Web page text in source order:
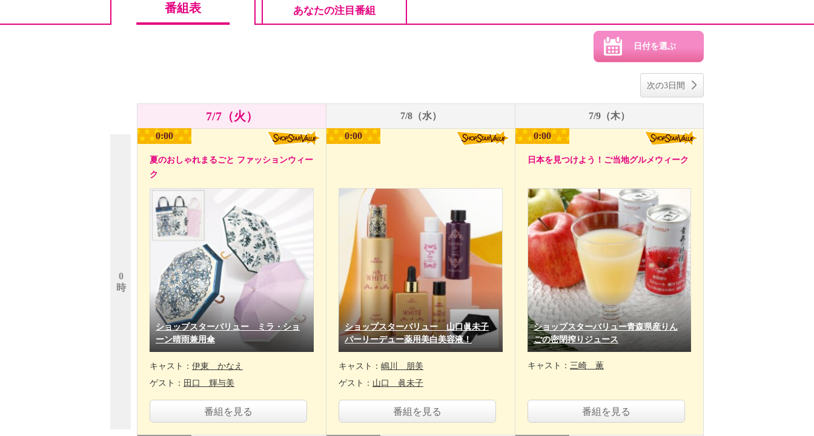
番組表 あなたの注目番組
次の3日間
7/7（火） 7/8（水） 7/9（木）
0
時
0:00
夏のおしゃれまるごと ファッションウィー
ク
ショップスターバリュー ミラ・ショ
ーン晴雨兼用傘
キャスト： 伊東 かなえ
ゲスト： 田口 輝与美
番組を見る
0:00
ショップスターバリュー 山口眞未子
パーリーデュー薬用美白美容液！
キャスト： 嶋川 朋美
ゲスト： 山口 眞未子
番組を見る
0:00
日本を見つけよう！ご当地グルメウィーク
ショップスターバリュー青森県産りん
ごの密閉搾りジュース
キャスト： 三崎 薫
番組を見る